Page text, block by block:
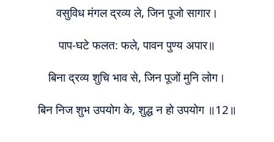
वसुविध मंगल द्रव्य ले, जिन पूजो सागार।
पाप-घटे फलत: फले, पावन पुण्य अपार॥
बिना द्रव्य शुचि भाव से, जिन पूजों मुनि लोग।
बिन निज शुभ उपयोग के, शुद्ध न हो उपयोग ॥12 ॥